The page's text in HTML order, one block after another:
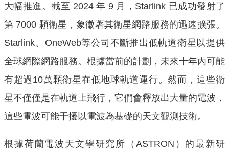
大幅推進。截至 2024 年 9 月，Starlink 已成功發射了
第 7000 顆衛星，象徵著其衛星網路服務的迅速擴張。
Starlink、OneWeb等公司不斷推出低軌道衛星以提供
全球網際網路服務。根據當前的計劃，未來十年內可能
有超過10萬顆衛星在低地球軌道運行。然而，這些衛
星不僅僅是在軌道上飛行，它們會釋放出大量的電波，
這些電波可能干擾以電波為基礎的天文觀測技術。
根據荷蘭電波天文學研究所（ASTRON）的最新研